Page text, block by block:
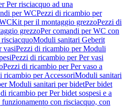
Per risciacquo ad una
per WCPezzi di ricambio per
Kit per il montaggio grezzoPezzi di
grezzoPer comandi per WC con
Moduli sanitari Geberit
vasiPezzi di ricambio per Moduli
Pezzi di ricambio per Per vasi
Pezzi di ricambio per Per vaso a
ricambio per AccessoriModuli sanitari
Moduli sanitari per bidetPer bidet
ricambio per Per bidet sospesi e a
con risciacquo, con